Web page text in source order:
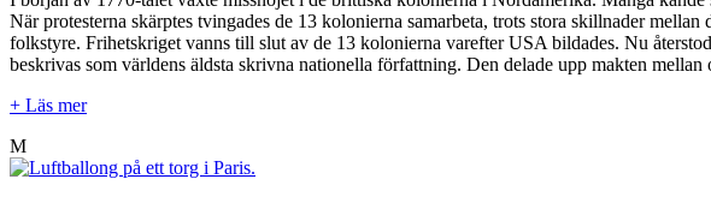
När protesterna skärptes tvingades de 13 kolonierna samarbeta, trots stora skillnader
folkstyre. Frihetskriget vanns till slut av de 13 kolonierna varefter USA bildades. Nu
beskrivas som världens äldsta skrivna nationella författning. Den delade upp makten
+ Läs mer
M